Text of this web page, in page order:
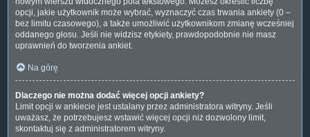
opcji, jakie użytkownik może wybrać, wyznaczyć czas trwania ankiety (0 –
bez limitu czasowego), a także umożliwić użytkownikom zmianę wcześniej
oddanego głosu. Jeśli nie widzisz etykiety, prawdopodobnie nie masz
uprawnień do tworzenia ankiet.
Na górę
Dlaczego nie można dodać więcej opcji ankiety?
Limit opcji w ankiecie jest ustalany przez administratora witryny. Jeśli
uważasz, że potrzebujesz wstawić więcej opcji niż dozwolony limit,
skontaktuj się z administratorem witryny.